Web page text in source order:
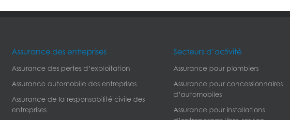
Assurance des entreprises
Assurance des pertes d’exploitation
Assurance automobile des entreprises
Assurance de la responsabilité civile des
entreprises
Secteurs d’activité
Assurance pour plombiers
Assurance pour concessionnaires
d’automobiles
Assurance pour installations